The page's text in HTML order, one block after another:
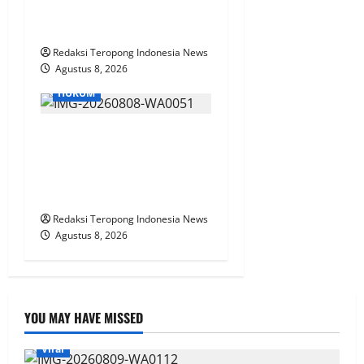
Redaksi Teropong Indonesia News
Agustus 8, 2026
BREAKING NEWS
HUKUM
Redaksi Teropong Indonesia News
Agustus 8, 2026
YOU MAY HAVE MISSED
Viral